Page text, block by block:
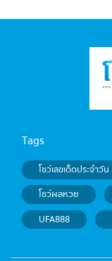
Tags
โชว์เลขเด็ดประจำวัน
โชว์ผลหวย
UFA888